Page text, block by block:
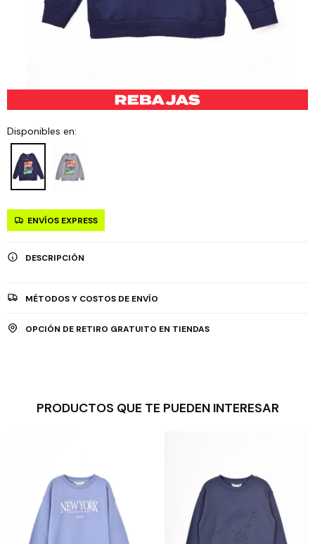
Disponibles en:
ENVÍOS EXPRESS
DESCRIPCIÓN
MÉTODOS Y COSTOS DE ENVÍO
OPCIÓN DE RETIRO GRATUITO EN TIENDAS
PRODUCTOS QUE TE PUEDEN INTERESAR